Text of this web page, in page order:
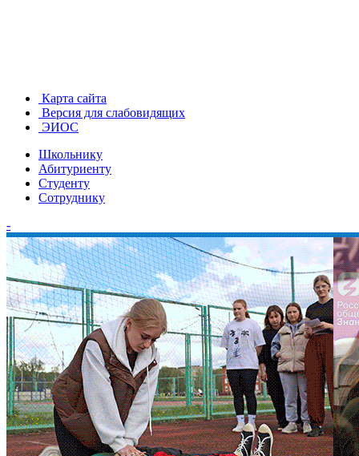
Карта сайта
Версия для слабовидящих
ЭИОС
Школьнику
Абитуриенту
Студенту
Сотруднику
-